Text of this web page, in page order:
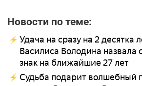
Новости по теме:
Удача на сразу на 2 десятка
Василиса Володина назвала
знак на ближайшие 27 лет
Судьба подарит волшебный